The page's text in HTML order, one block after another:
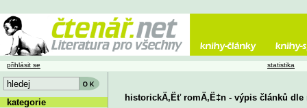
historickÄ‚Ëť romÄ‚Ë‡n - výpis článků
přihlásit se statistika
kategorie